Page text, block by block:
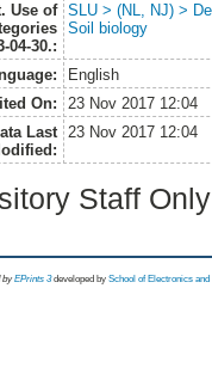
Use of
04-30.:
SLU > (NL, NJ) >
Soil biology
English
On:
23 Nov 2017 12:04
Last
23 Nov 2017 12:04
Staff
byEPrints 3 developed by School of Electronics